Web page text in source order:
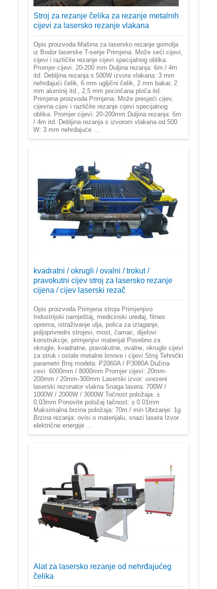
Stroj za rezanje čelika za rezanje metalnih
cijevi za lasersko rezanje vlakana
Opis proizvoda Mašina za lasersko rezanje gomolja
iz Bodor laserske T-serije Primjena: Može seći cijevi,
cijevi i različite rezanje cijevi specijalnog oblika.
Promjer cijevi: 20-200 mm Duljina rezanja: 6m / 4m
itd. Debljina rezanja s 500W izvora vlakana: 3 mm
nehrđajući čelik, 6 mm ugljični čelik, 2 mm bakar, 2
mm aluminij itd., 2,5 mm pocinčana ploča itd.
Primjena proizvoda Primjena: Može presjeći cijev,
cijevna cijev i različite rezanje cijevi specijalnog
oblika. Promjer cijevi: 20-200mm Duljina rezanja: 6m
/ 4m itd. Debljina rezanja s izvorom vlakana od 500
W: 3 mm nehrđajuće ...
kvadratni / okrugli / ovalni / trokut /
pravokutni cijev stroj za lasersko rezanje
cijena / cijev laserski rezač
Opis proizvoda Primjena stroja Primjenjivo
Industrijski namještaj, medicinski uređaj, fitnes
oprema, istraživanje ulja, polica za izlaganje,
poljoprivredni strojevi, most, čamac, dijelovi
konstrukcije, primjenjivi materijal Posebno za
okrugle, kvadratne, pravokutne, ovalne, okrugle cijevi
za struk i ostale metalne limove i cijevi Stroj Tehnički
parametri Broj modela: P2060A / P3080A Dužina
cevi: 6000mm / 8000mm Promjer cijevi: 20mm-
200mm / 20mm-300mm Laserski izvor: uvezeni
laserski rezonator vlakna Snaga lasera: 700W /
1000W / 2000W / 3000W Točnost položaja: ±
0,03mm Ponovite položaj tačnost: ± 0.01mm
Maksimalna brzina položaja: 70m / min Ubrzanje: 1g
Brzina rezanja: ovisi o materijalu, snazi lasera Izvor
električne energije ...
Alat za lasersko rezanje od nehrđajućeg
čelika